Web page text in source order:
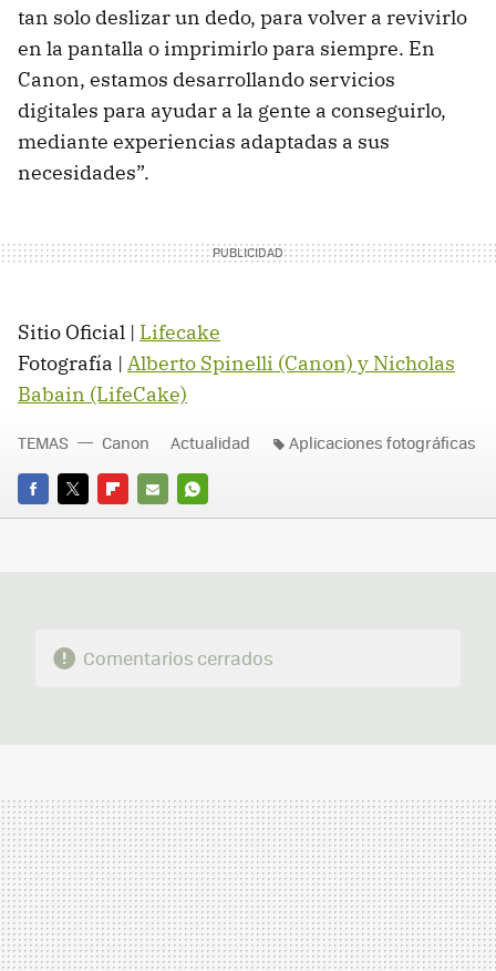
tan solo deslizar un dedo, para volver a revivirlo
en la pantalla o imprimirlo para siempre. En
Canon, estamos desarrollando servicios
digitales para ayudar a la gente a conseguirlo,
mediante experiencias adaptadas a sus
necesidades”.
Sitio Oficial | Lifecake
Fotografía | Alberto Spinelli (Canon) y Nicholas
Babain (LifeCake)
FACEBOOK
TWITTERFLIPBOARD
E-
WHATSAPP
TEMAS Canon Actualidad Aplicaciones fotográficas
Comentarios cerrados